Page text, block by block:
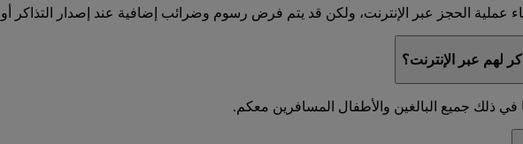
عملية الحجز عبر الإنترنت، ولكن قد يتم فرض رسوم وضرائب إضافية عند إصدار التذاكر أو
لهم عبر الإنترنت؟